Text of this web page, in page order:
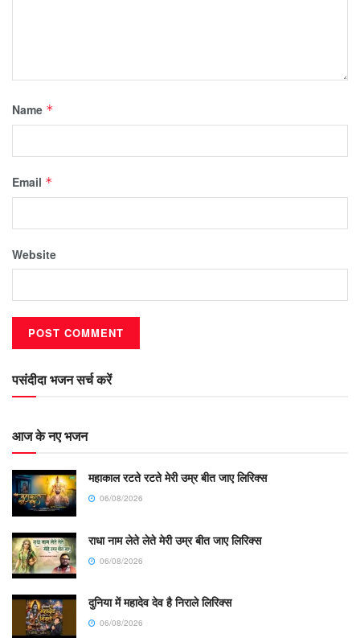
Name *
Email *
Website
पसंदीदा भजन सर्च करें
आज के नए भजन
महाकाल रटते रटते मेरी उम्र बीत जाए लिरिक्स
06/08/2026
राधा नाम लेते लेते मेरी उम्र बीत जाए लिरिक्स
06/08/2026
दुनिया में महादेव देव है निराले लिरिक्स
06/08/2026